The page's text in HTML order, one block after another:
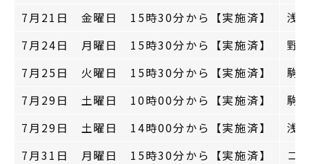
7月21日 金曜日 15時30分から【実施済】
浅
7月24日 月曜日 15時30分から【実施済】
野
7月25日 火曜日 15時30分から【実施済】
駒
7月29日 土曜日 10時00分から【実施済】
駒
7月29日 土曜日 14時00分から【実施済】
浅
7月31日 月曜日 15時30分から【実施済】
コ